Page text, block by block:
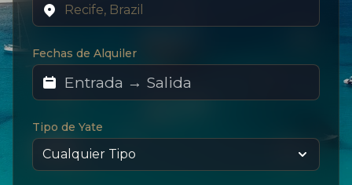
Fechas de Alquiler
Tipo de Yate